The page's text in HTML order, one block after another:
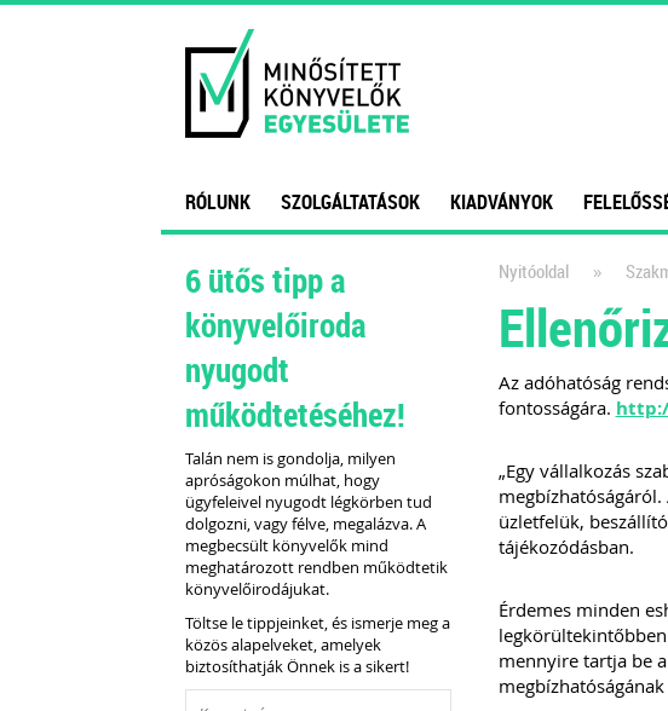
RÓLUNK SZOLGÁLTATÁSOK KIADVÁNYOK
Nyitóoldal »
Az adóhatóság
fontosságára.
„Egy vállalkozás
üzletfelük,
tájékozódásban.
Érdemes minden
mennyire tartja be
6 ütős tipp a
könyvelőiroda
nyugodt
működtetéséhez!
Talán nem is gondolja, milyen
apróságokon múlhat, hogy
ügyfeleivel nyugodt légkörben tud
dolgozni, vagy félve, megalázva. A
megbecsült könyvelők mind
meghatározott rendben működtetik
könyvelőirodájukat.
Töltse le tippjeinket, és ismerje meg a
közös alapelveket, amelyek
biztosíthatják Önnek is a sikert!